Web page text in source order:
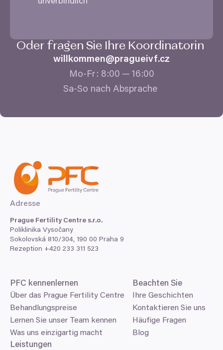
unverbindlich
Oder fragen Sie Ihre Koordinatorin
willkommen@​pragueivf.​cz
Mo-Fr: 8:00 — 16:00
Sa-So nach Absprache
Adresse
Prague Fertility Centre s.r.o.
Poliklinika Vysočany
Sokolovská 810/304, 190 00 Praha 9
Rezeption +420 233 311 523
PFC kennenlernen
Über das Prague Fertility Centre
Was uns einzigartig macht
Lernen Sie unser Team kennen
Behandlungspreise
Leistungen
Beachten Sie
Ihre Geschichten
Blog
Häufige Fragen
Kontaktieren Sie uns